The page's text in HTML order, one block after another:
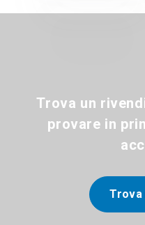
Trova un
provare in